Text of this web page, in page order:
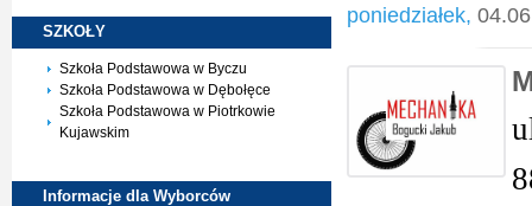
SZKOŁY
Szkoła Podstawowa w Byczu
Szkoła Podstawowa w Dębołęce
Szkoła Podstawowa w Piotrkowie
Kujawskim
Informacje dla Wyborców
poniedziałek,